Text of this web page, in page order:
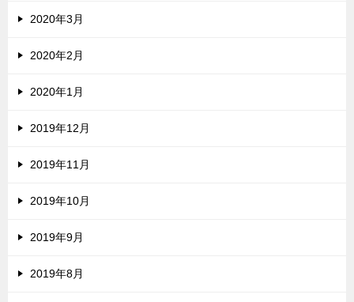
2020年3月
2020年2月
2020年1月
2019年12月
2019年11月
2019年10月
2019年9月
2019年8月